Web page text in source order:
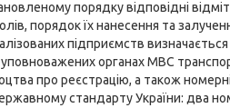
порядку відповідні
порядок їх нанесення та
підприємств
уповноважених органах МВС
про реєстрацію, а також
стандарту України: два